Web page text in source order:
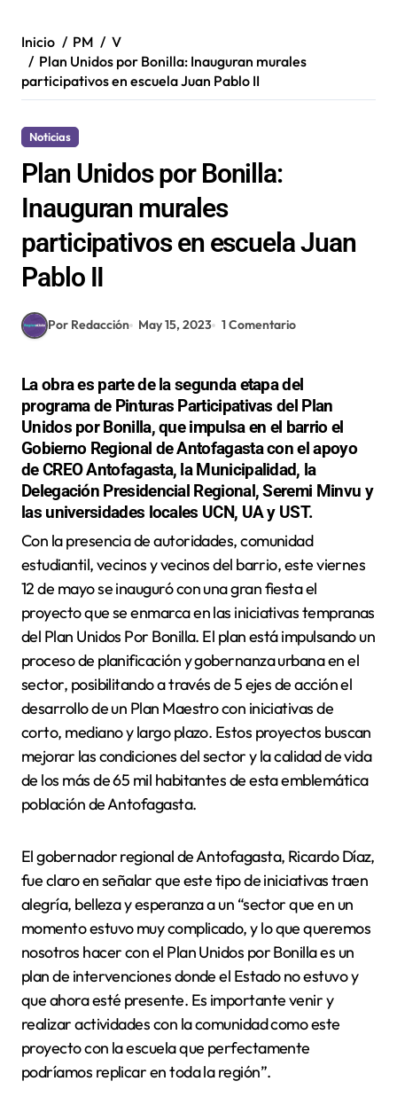
Inicio PM
V
Plan Unidos por Bonilla: Inauguran murales
participativos en escuela Juan Pablo II
Noticias
Plan Unidos por Bonilla:
Inauguran murales
participativos en escuela Juan
Pablo II
Por Redacción May 15, 2023 1 Comentario
La obra es parte de la segunda etapa del
programa de Pinturas Participativas del Plan
Unidos por Bonilla, que impulsa en el barrio el
Gobierno Regional de Antofagasta con el apoyo
de CREO Antofagasta, la Municipalidad, la
Delegación Presidencial Regional, Seremi Minvu y
las universidades locales UCN, UA y UST.
Con la presencia de autoridades, comunidad
estudiantil, vecinos y vecinos del barrio, este viernes
12 de mayo se inauguró con una gran fiesta el
proyecto que se enmarca en las iniciativas tempranas
del Plan Unidos Por Bonilla. El plan está impulsando un
proceso de planificación y gobernanza urbana en el
sector, posibilitando a través de 5 ejes de acción el
desarrollo de un Plan Maestro con iniciativas de
corto, mediano y largo plazo. Estos proyectos buscan
mejorar las condiciones del sector y la calidad de vida
de los más de 65 mil habitantes de esta emblemática
población de Antofagasta.
El gobernador regional de Antofagasta, Ricardo Díaz,
fue claro en señalar que este tipo de iniciativas traen
alegría, belleza y esperanza a un “sector que en un
momento estuvo muy complicado, y lo que queremos
nosotros hacer con el Plan Unidos por Bonilla es un
plan de intervenciones donde el Estado no estuvo y
que ahora esté presente. Es importante venir y
realizar actividades con la comunidad como este
proyecto con la escuela que perfectamente
podríamos replicar en toda la región”.